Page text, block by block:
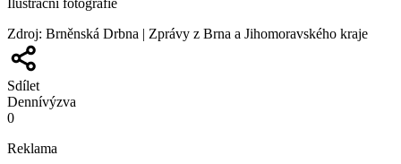
Ilustrační fotografie
Zdroj: Brněnská Drbna | Zprávy z Brna a Jihomoravského kraje
Sdílet
Dennívýzva
0
Reklama